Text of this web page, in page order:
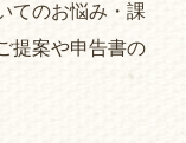
てのお悩み・課
提案や申告書の